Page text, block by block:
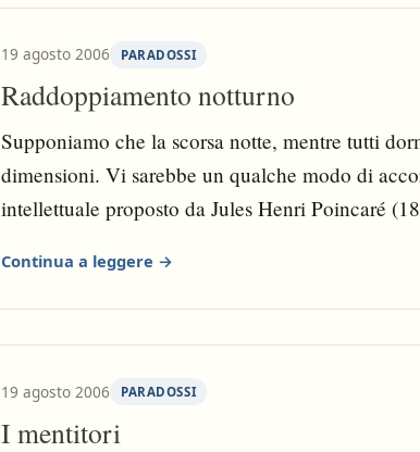
19 agosto 2006 PARADOSSI
Raddoppiamento notturno
Supponiamo che la scorsa notte, mentre tutti
dimensioni. Vi sarebbe un qualche modo di
intellettuale proposto da Jules Henri Poincaré
Continua a leggere →
19 agosto 2006 PARADOSSI
I mentitori